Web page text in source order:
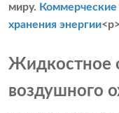
миру.
хранения энергии
Жидкостное
воздушного